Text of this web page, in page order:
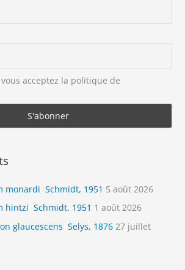
acceptez la politique de
monardi Schmidt, 1951 5 août 2026
hintzi Schmidt, 1951 1 août 2026
glaucescens Selys, 1876 27 juillet